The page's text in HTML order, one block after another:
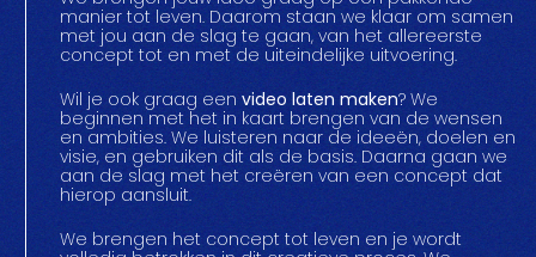
manier tot leven. Daarom staan we klaar om samen
met jou aan de slag te gaan, van het allereerste
concept tot en met de uiteindelijke uitvoering.
Wil je ook graag een video laten maken? We
beginnen met het in kaart brengen van de wensen
en ambities. We luisteren naar de ideeën, doelen en
visie, en gebruiken dit als de basis. Daarna gaan we
aan de slag met het creëren van een concept dat
hierop aansluit.
We brengen het concept tot leven en je wordt